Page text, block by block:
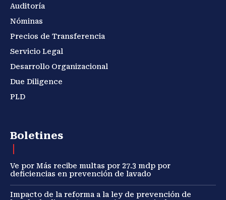
Auditoría
Nóminas
Precios de Transferencia
Servicio Legal
Desarrollo Organizacional
Due Diligence
PLD
Boletines
Ve por Más recibe multas por 27.3 mdp por
deficiencias en prevención de lavado
Impacto de la reforma a la ley de prevención de